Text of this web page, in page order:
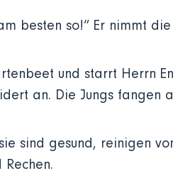
besten so!“ Er nimmt
und starrt Herrn
an. Die Jungs fangen
sind gesund, reinigen